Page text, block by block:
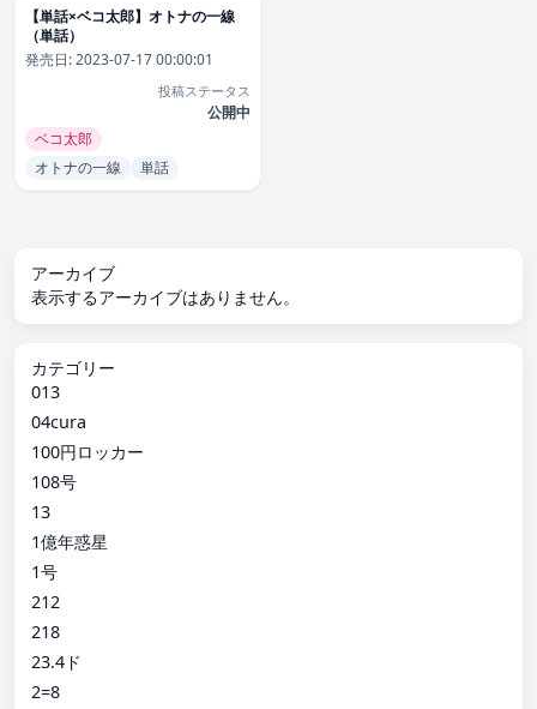
【単話×ベコ太郎】オトナの一線
（単話）
発売日:2023-07-17 00:00:01
投稿ステータス
公開中
ベコ太郎
オトナの一線
単話
アーカイブ
表示するアーカイブはありません。
カテゴリー
013
04cura
100円ロッカー
108号
13
1億年惑星
1号
212
218
23.4ド
2=8